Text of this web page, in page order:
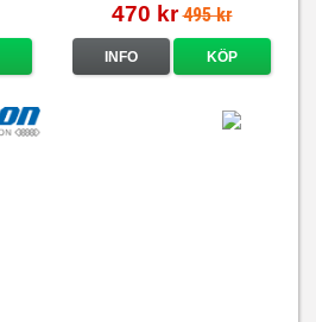
470 kr 495 kr
INFO KÖP